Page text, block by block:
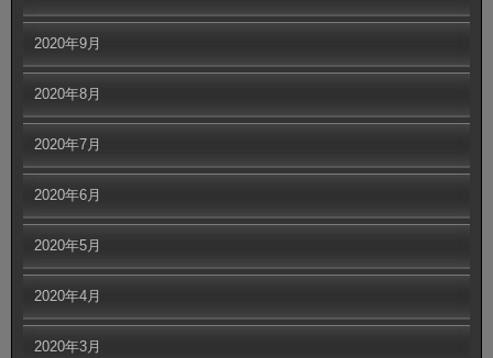
2020年9月
2020年8月
2020年7月
2020年6月
2020年5月
2020年4月
2020年3月